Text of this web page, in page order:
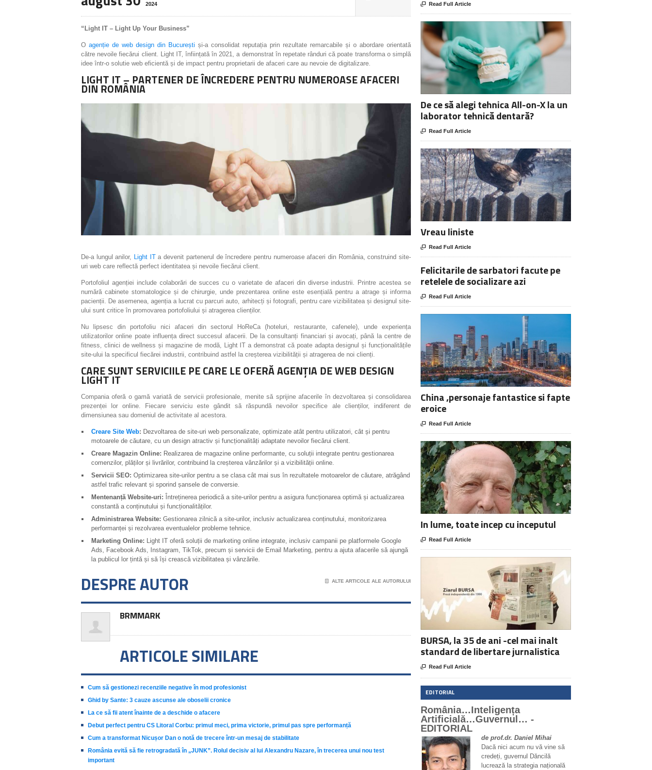
2024
“Light IT – Light Up Your Business”
O agenție de web design din București și-a consolidat reputația prin rezultate remarcabile și o abordare orientată
către nevoile fiecărui client. Light IT, înființată în 2021, a demonstrat în repetate rânduri că poate transforma o simplă
idee într-o solutie web eficientă și de impact pentru proprietarii de afaceri care au nevoie de digitalizare.
LIGHT IT – PARTENER DE ÎNCREDERE PENTRU NUMEROASE AFACERI
DIN ROMÂNIA
De-a lungul anilor, Light ITa devenit partenerul de încredere pentru numeroase afaceri din România, construind site-
uri web care reflectă perfect identitatea și nevoile fiecărui client.
Portofoliul agenției include colaborări de succes cu o varietate de afaceri din diverse industrii. Printre acestea se
numără cabinete stomatologice și de chirurgie, unde prezentarea online este esențială pentru a atrage și informa
pacienții. De asemenea, agenția a lucrat cu parcuri auto, arhitecți și fotografi, pentru care vizibilitatea și designul site-
ului sunt critice în promovarea portofoliului și atragerea clienților.
Nu lipsesc din portofoliu nici afaceri din sectorul HoReCa (hoteluri, restaurante, cafenele), unde experiența
utilizatorilor online poate influența direct succesul afacerii. De la consultanți financiari și avocați, până la centre de
fitness, clinici de wellness și magazine de modă, Light IT a demonstrat că poate adapta designul și funcționalitățile
site-ului la specificul fiecărei industrii, contribuind astfel la creșterea vizibilității și atragerea de noi clienți.
CARE SUNT SERVICIILE PE CARE LE OFERĂ AGENȚIA DE WEB DESIGN
LIGHT IT
Compania oferă o gamă variată de servicii profesionale, menite să sprijine afacerile în dezvoltarea și consolidarea
prezenței lor online. Fiecare serviciu este gândit să răspundă nevoilor specifice ale clienților, indiferent de
dimensiunea sau domeniul de activitate al acestora.
Creare Site Web: Dezvoltarea de site-uri web personalizate, optimizate atât pentru utilizatori, cât și pentru
motoarele de căutare, cu un design atractiv și funcționalități adaptate nevoilor fiecărui client.
Creare Magazin Online: Realizarea de magazine online performante, cu soluții integrate pentru gestionarea
comenzilor, plăților și livrărilor, contribuind la creșterea vânzărilor și a vizibilității online.
Servicii SEO: Optimizarea site-urilor pentru a se clasa cât mai sus în rezultatele motoarelor de căutare, atrăgând
astfel trafic relevant și sporind șansele de conversie.
Mentenanță Website-uri: Întreținerea periodică a site-urilor pentru a asigura funcționarea optimă și actualizarea
constantă a conținutului și funcționalităților.
Administrarea Website: Gestionarea zilnică a site-urilor, inclusiv actualizarea conținutului, monitorizarea
performanței și rezolvarea eventualelor probleme tehnice.
Marketing Online: Light IT oferă soluții de marketing online integrate, inclusiv campanii pe platformele Google
Ads, Facebook Ads, Instagram, TikTok, precum și servicii de Email Marketing, pentru a ajuta afacerile să ajungă
la publicul lor țintă și să își crească vizibilitatea și vânzările.
DESPRE AUTOR 📄 ALTE ARTICOLE ALE AUTORULUI
BRMMARK
ARTICOLE SIMILARE
Cum să gestionezi recenziile negative în mod profesionist
Ghid by Sante: 3 cauze ascunse ale oboselii cronice
La ce să fii atent înainte de a deschide o afacere
Debut perfect pentru CS Litoral Corbu: primul meci, prima victorie, primul pas spre performanță
Cum a transformat Nicușor Dan o notă de trecere într-un mesaj de stabilitate
România evită să fie retrogradată în „JUNK”. Rolul decisiv al lui Alexandru Nazare, în trecerea unui nou test
important
 Read Full Article
De ce să alegi tehnica All-on-X la un
laborator tehnică dentară?
 Read Full Article
Vreau liniste
 Read Full Article
Felicitarile de sarbatori facute pe
retelele de socializare azi
 Read Full Article
China ,personaje fantastice si fapte
eroice
 Read Full Article
In lume, toate incep cu inceputul
 Read Full Article
BURSA, la 35 de ani -cel mai inalt
standard de libertare jurnalistica
 Read Full Article
EDITORIAL
România…Inteligența
Artificială…Guvernul… -
EDITORIAL
de prof.dr. Daniel Mihai
Dacă nici acum nu vă vine să
credeți, guvernul Dăncilă
lucrează la strategia națională